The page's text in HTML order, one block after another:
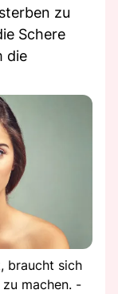
zu
Schere
die
braucht sich
machen. -